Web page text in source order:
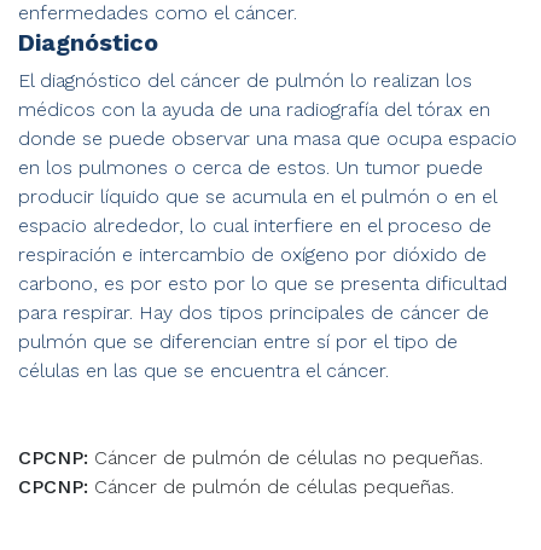
enfermedades como el cáncer.
Diagnóstico
El diagnóstico del cáncer de pulmón lo realizan los
médicos con la ayuda de una radiografía del tórax en
donde se puede observar una masa que ocupa espacio
en los pulmones o cerca de estos. Un tumor puede
producir líquido que se acumula en el pulmón o en el
espacio alrededor, lo cual interfiere en el proceso de
respiración e intercambio de oxígeno por dióxido de
carbono, es por esto por lo que se presenta dificultad
para respirar. Hay dos tipos principales de cáncer de
pulmón que se diferencian entre sí por el tipo de
células en las que se encuentra el cáncer.
CPCNP: Cáncer de pulmón de células no pequeñas.
CPCNP: Cáncer de pulmón de células pequeñas.